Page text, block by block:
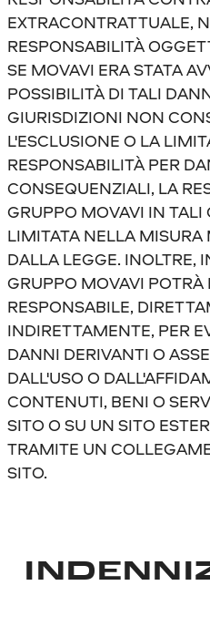
EXTRACONTRATTUALE,
RESPONSABILITÀ
SE MOVAVI ERA STATA
POSSIBILITÀ DI TALI
GIURISDIZIONI NON
L'ESCLUSIONE O LA
RESPONSABILITÀ PER
CONSEQUENZIALI, LA
GRUPPO MOVAVI IN TALI
LIMITATA NELLA
DALLA LEGGE. INOLTRE,
GRUPPO MOVAVI POTRÀ
RESPONSABILE,
INDIRETTAMENTE, PER
DANNI DERIVANTI O
DALL'USO O
CONTENUTI, BENI O
SITO O SU UN SITO
TRAMITE UN
SITO.